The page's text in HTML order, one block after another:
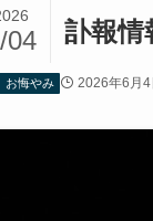
訃報
04
お悔やみ 2026年6月4